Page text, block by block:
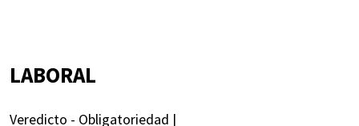
LABORAL
Veredicto - Obligatoriedad |